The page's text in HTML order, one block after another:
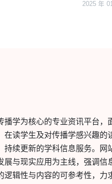
2025 年
播学为核心的专业资讯平台，
在读学生及对传播学感兴趣的
持续更新的学科信息服务。网
展与现实应用为主线，强调信
逻辑性与内容的可参考性，力